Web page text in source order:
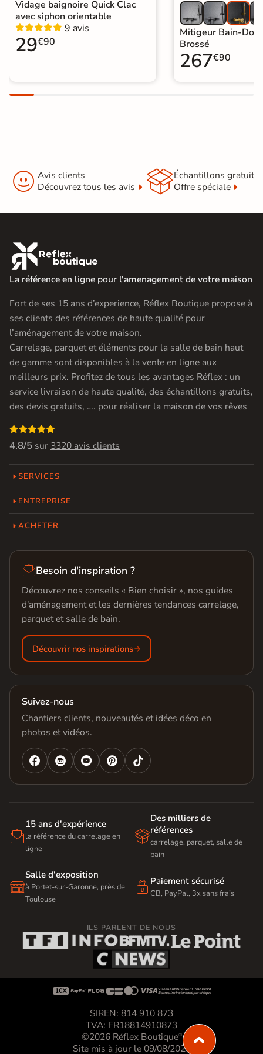
Vidage baignoire Quick Clac
avec siphon orientable
9 avis
29€90
Mitigeur Bain-
Brossé
267€90
 Avis clients
Découvrez tous les avis
Échantillons gratuit
Offre spéciale

La référence en ligne pour l'amenagement de votre maison
Fort de ses 15 ans d’experience, Réflex Boutique propose à
ses clients des références de haute qualité pour
l’aménagement de votre maison.
Carrelage, parquet et éléments pour la salle de bain haut
de gamme sont disponibles à la vente en ligne aux
meilleurs prix. Profitez de tous les avantages Réflex : un
service livraison de haute qualité, des échantillons gratuits,
des devis gratuits, …. pour réaliser la maison de vos rêves

4.8/5 sur 3320 avis clients
SERVICES
ENTREPRISE
ACHETER
Besoin d'inspiration ?
Découvrez nos conseils « Bien choisir », nos guides
d'aménagement et les dernières tendances carrelage,
parquet et salle de bain.
Découvrir nos inspirations
Suivez-nous
Chantiers clients, nouveautés et idées déco en
photos et vidéos.
   

15 ans d'expérience
la référence du carrelage en
ligne

Des milliers de
références
carrelage, parquet, salle de
bain

Salle d'exposition
à Portet-sur-Garonne, près de
Toulouse
 Paiement sécurisé
CB, PayPal, 3x sans frais
ILS PARLENT DE NOUS

SIREN: 814 910 873
TVA: FR18814910873
©2026 Réflex Boutique®
Site mis à jour le 09/08/2026